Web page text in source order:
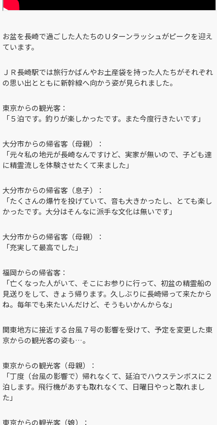
お盆を長崎で過ごした人たちのＵターンラッシュがピークを迎え
ています。
ＪＲ長崎駅では旅行かばんやお土産袋を持った人たちがそれぞれ
の思い出とともに新幹線へ向かう姿が見られました。
東京からの観光客：
「５泊です。釣りが楽しかったです。また今度行きたいです」
大分市からの帰省客（母親）：
「元々私の地元が長崎なんですけど、実家が無いので、子ども達
に精霊流しを体験させたくて来ました」
大分市からの帰省客（息子）：
「たくさんの爆竹を投げていて、音も大きかったし、とても楽し
かったです。大分はそんなに派手な文化は無いです」
大分市からの帰省客（母親）：
「充実して最高でした」
福岡からの帰省客：
「亡くなった人がいて、そこにお参りに行って、初盆の精霊船の
見送りをして、きょう帰ります。久しぶりに長崎帰って来たから
ね。毎年でも来たいんだけど、そうもいかんからな」
関東地方に接近する台風７号の影響を受けて、予定を変更した東
京からの観光客の姿も…。
東京からの観光客（母親）：
「丁度（台風の影響で）帰れなくて、延泊でハウステンボスに２
泊します。飛行機があすも取れなくて、日曜日やっと取れまし
た」
東京からの観光客（娘）：